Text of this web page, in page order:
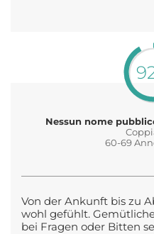
Nessun nome
60-69
Von der Ankunft bis zu
wohl gefühlt.
bei Fragen oder Bitten